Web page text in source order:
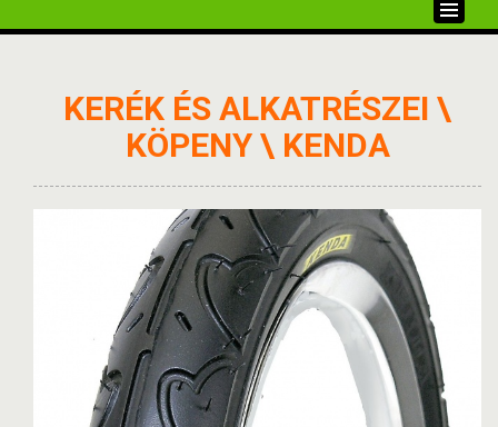
Toggle
KERÉK ÉS ALKATRÉSZEI \
KÖPENY \ KENDA